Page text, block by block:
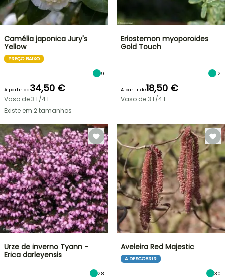
Camélia japonica Jury's
Yellow
PREÇO BAIXO
9
A partir de34,50 €
Vaso de 3 L/4 L
Existe em 2 tamanhos
Eriostemon myoporoides
Gold Touch
12
A partir de18,50 €
Vaso de 3 L/4 L
Urze de inverno Tyann -
Erica darleyensis
28
Aveleira Red Majestic
A DESCOBRIR
30